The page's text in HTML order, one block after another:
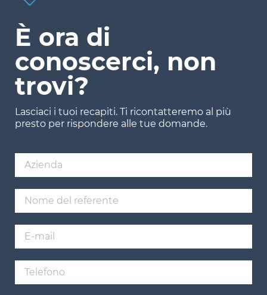
È ora di
conoscerci, non
trovi?
Lasciaci i tuoi recapiti. Ti ricontatteremo al più
presto per rispondere alle tue domande.